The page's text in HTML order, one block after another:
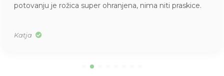
citrusih (moja nova orhideja) … draga Džungla, pridobili
Alenka